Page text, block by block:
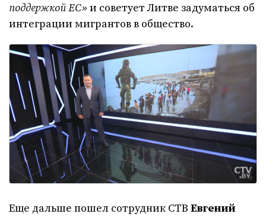
поддержкой ЕС»и советует Литве задуматься об
интеграции мигрантов в общество.
Еще дальше пошел сотрудник СТВ Евгений